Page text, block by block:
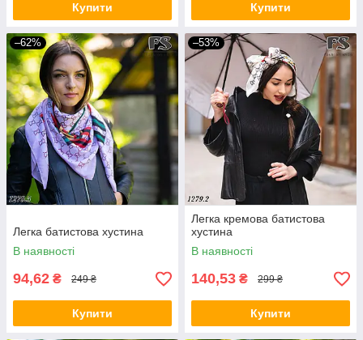
Купити Купити
–62%
Легка батистова хустина
В наявності
94,62 ₴ 249 ₴
Купити
–53%
Легка кремова батистова
хустина
В наявності
140,53 ₴ 299 ₴
Купити